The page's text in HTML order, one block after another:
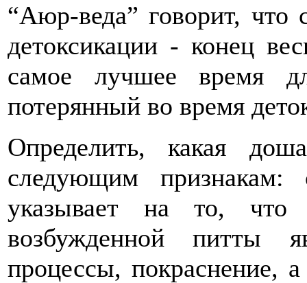
“Аюр-веда” говорит, что
детоксикации - конец
самое лучшее время
потерянный во время
Определить, какая
следующим признакам:
указывает на то, что
возбужденной питты
процессы, покраснение,